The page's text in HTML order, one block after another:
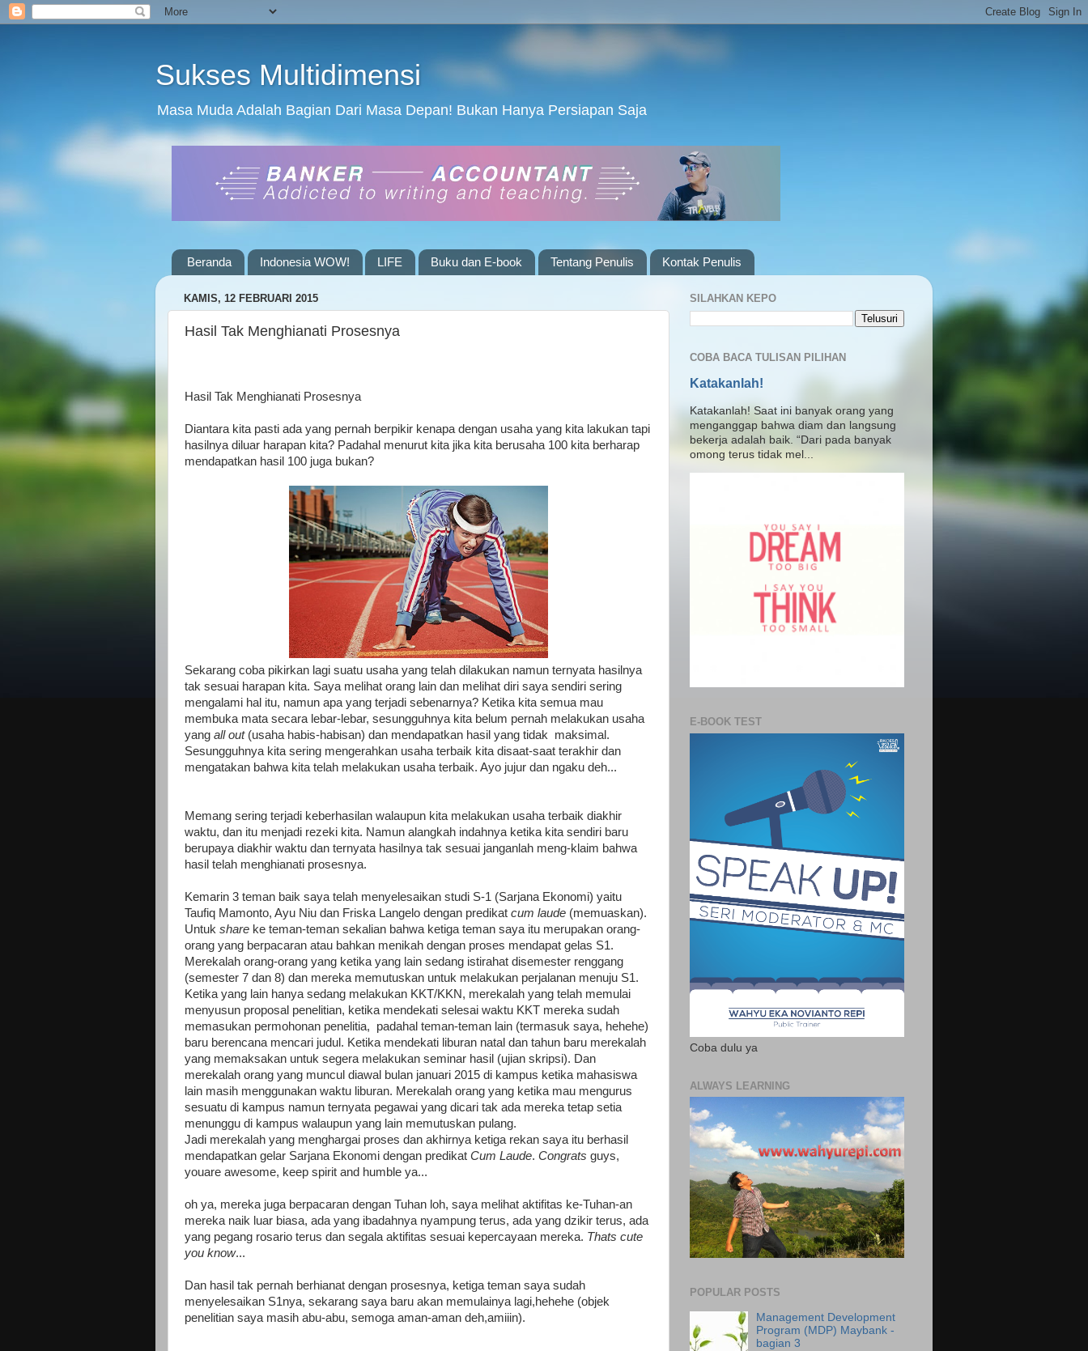
Sukses Multidimensi
Masa Muda Adalah Bagian Dari Masa Depan! Bukan Hanya Persiapan Saja
Beranda Indonesia WOW! LIFE Buku dan E-book Tentang Penulis Kontak Penulis
KAMIS, 12 FEBRUARI 2015
Hasil Tak Menghianati Prosesnya
Hasil Tak Menghianati Prosesnya
Diantara kita pasti ada yang pernah berpikir kenapa dengan usaha yang kita lakukan tapi
hasilnya diluar harapan kita? Padahal menurut kita jika kita berusaha 100 kita berharap
mendapatkan hasil 100 juga bukan?
Sekarang coba pikirkan lagi suatu usaha yang telah dilakukan namun ternyata hasilnya
tak sesuai harapan kita. Saya melihat orang lain dan melihat diri saya sendiri sering
mengalami hal itu, namun apa yang terjadi sebenarnya? Ketika kita semua mau
membuka mata secara lebar-lebar, sesungguhnya kita belum pernah melakukan usaha
yang all out(usaha habis-habisan) dan mendapatkan hasil yang tidak
maksimal.
Sesungguhnya kita sering mengerahkan usaha terbaik kita disaat-saat terakhir dan
mengatakan bahwa kita telah melakukan usaha terbaik. Ayo jujur dan ngaku deh...
Memang sering terjadi keberhasilan walaupun kita melakukan usaha terbaik diakhir
waktu, dan itu menjadi rezeki kita. Namun alangkah indahnya ketika kita sendiri baru
berupaya diakhir waktu dan ternyata hasilnya tak sesuai janganlah meng-klaim bahwa
hasil telah menghianati prosesnya.
Kemarin 3 teman baik saya telah menyelesaikan studi S-1 (Sarjana Ekonomi) yaitu
Taufiq Mamonto, Ayu Niu dan Friska Langelo dengan predikat cum laude (memuaskan).
Untuk share ke teman-teman sekalian bahwa ketiga teman saya itu merupakan orang-
orang yang berpacaran atau bahkan menikah dengan proses mendapat gelas S1.
Merekalah orang-orang yang ketika yang lain sedang istirahat disemester renggang
(semester 7 dan 8) dan mereka memutuskan untuk melakukan perjalanan menuju S1.
Ketika yang lain hanya sedang melakukan KKT/KKN, merekalah yang telah memulai
menyusun proposal penelitian, ketika mendekati selesai waktu KKT mereka sudah
memasukan permohonan penelitia,
padahal teman-teman lain (termasuk saya, hehehe)
baru berencana mencari judul. Ketika mendekati liburan natal dan tahun baru merekalah
yang memaksakan untuk segera melakukan seminar hasil (ujian skripsi). Dan
merekalah orang yang muncul diawal bulan januari 2015 di kampus ketika mahasiswa
lain masih menggunakan waktu liburan. Merekalah orang yang ketika mau mengurus
sesuatu di kampus namun ternyata pegawai yang dicari tak ada mereka tetap setia
menunggu di kampus walaupun yang lain memutuskan pulang.
Jadi merekalah yang menghargai proses dan akhirnya ketiga rekan saya itu berhasil
mendapatkan gelar Sarjana Ekonomi dengan predikat Cum Laude. Congrats guys,
youare awesome, keep spirit and humble ya...
oh ya, mereka juga berpacaran dengan Tuhan loh, saya melihat aktifitas ke-Tuhan-an
mereka naik luar biasa, ada yang ibadahnya nyampung terus, ada yang dzikir terus, ada
yang pegang rosario terus dan segala aktifitas sesuai kepercayaan mereka. Thats cute
you know...
Dan hasil tak pernah berhianat dengan prosesnya, ketiga teman saya sudah
menyelesaikan S1nya, sekarang saya baru akan memulainya lagi,hehehe (objek
penelitian saya masih abu-abu, semoga aman-aman deh,amiiin).
SILAHKAN KEPO
COBA BACA TULISAN PILIHAN
Katakanlah!
Katakanlah! Saat ini banyak orang yang
menganggap bahwa diam dan langsung
bekerja adalah baik. “Dari pada banyak
omong terus tidak mel...
E-BOOK TEST
Coba dulu ya
ALWAYS LEARNING
POPULAR POSTS
Management Development
Program (MDP) Maybank -
bagian 3